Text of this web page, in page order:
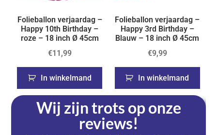
Folieballon verjaardag –
Happy 10th Birthday –
roze – 18 inch Ø 45cm
€11,99
In winkelmand
Folieballon verjaardag –
Happy 3rd Birthday –
Blauw – 18 inch Ø 45cm
€9,99
In winkelmand
Wij zijn trots op onze
reviews!